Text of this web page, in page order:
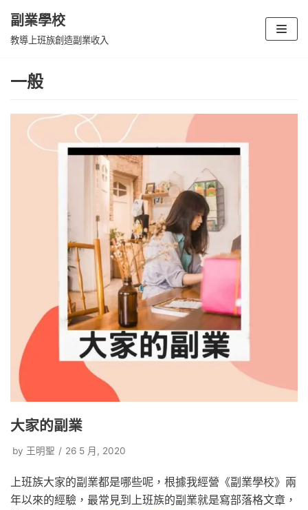
Skip
content
副業學校
教導上班族創造副業收入
一般
大家的副業
by 王明聖 26 5 月, 2020
上班族大家的副業都是哪些呢，根據我經營《副業學校》兩
年以來的經驗，最常見到上班族的副業就是寫部落格文章，